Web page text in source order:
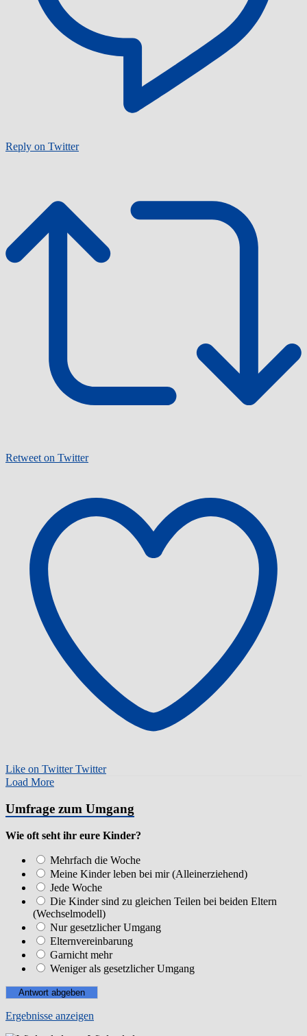
Reply on Twitter
Retweet on Twitter
Like on TwitterTwitter
Load More
Umfrage zum Umgang
Wie oft seht ihr eure Kinder?
Mehrfach die Woche
Meine Kinder leben bei mir (Alleinerziehend)
Jede Woche
Die Kinder sind zu gleichen Teilen bei beiden Eltern
(Wechselmodell)
Nur gesetzlicher Umgang
Elternvereinbarung
Garnicht mehr
Weniger als gesetzlicher Umgang
Ergebnisse anzeigen